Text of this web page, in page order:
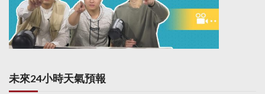
未來24小時天氣預報